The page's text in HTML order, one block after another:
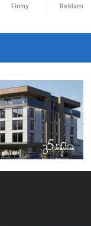
Firmy Reklama